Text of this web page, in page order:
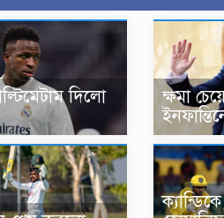
দিলো
ক্ষমা